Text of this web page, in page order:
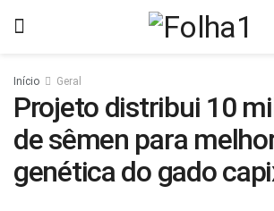
Início Geral
Projeto distribui 10
de sêmen para
genética do gado